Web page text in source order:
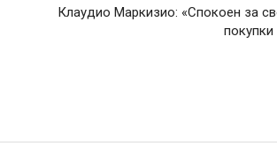
Клаудио Маркизио: «Спокоен за